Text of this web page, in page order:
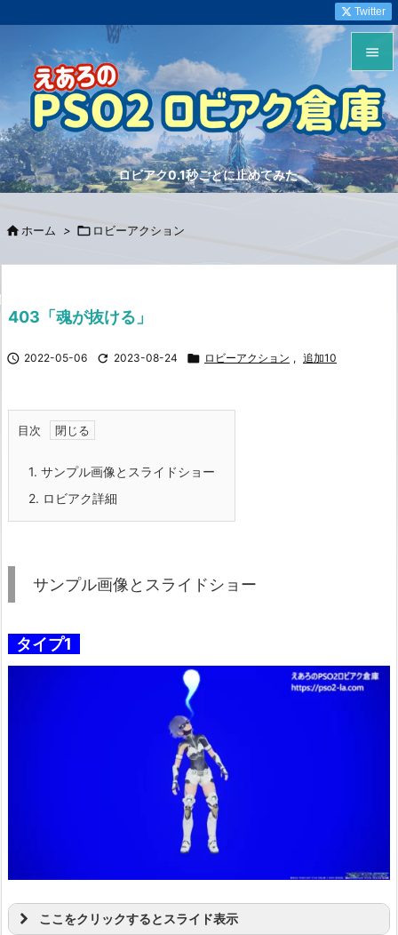
ロビアク0.1秒ごとに止めてみた


メニュ

サイド


Twitter
 ホーム >  ロビーアクション
403「魂が抜ける」
 2022-05-06  2023-08-24  ロビーアクション , 追加10
目次
1. サンプル画像とスライドショー
2. ロビアク詳細
サンプル画像とスライドショー
タイプ1
ここをクリックするとスライド表示